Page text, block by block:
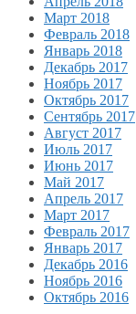
Март 2018
Февраль 2018
Январь 2018
Декабрь 2017
Ноябрь 2017
Октябрь 2017
Сентябрь 2017
Август 2017
Июль 2017
Июнь 2017
Май 2017
Апрель 2017
Март 2017
Февраль 2017
Январь 2017
Декабрь 2016
Ноябрь 2016
Октябрь 2016